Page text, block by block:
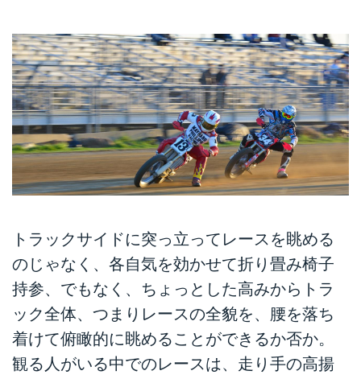
トラックサイドに突っ立ってレースを眺める
のじゃなく、各自気を効かせて折り畳み椅子
持参、でもなく、ちょっとした高みからトラ
ック全体、つまりレースの全貌を、腰を落ち
着けて俯瞰的に眺めることができるか否か。
観る人がいる中でのレースは、走り手の高揚